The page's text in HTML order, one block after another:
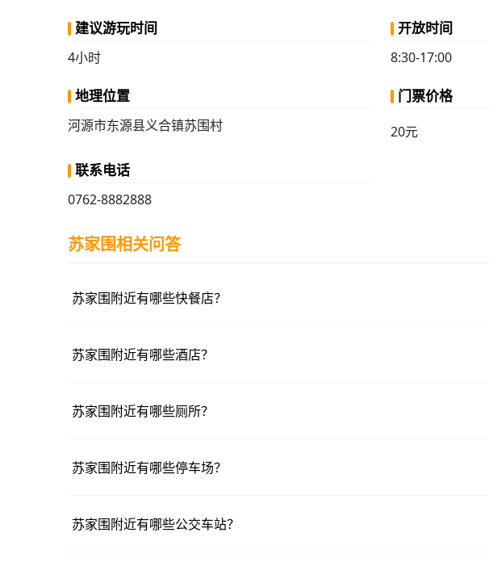
建议游玩时间
4小时
开放时间
8:30-17:00
地理位置
河源市东源县义合镇苏围村
门票价格
20元
联系电话
0762-8882888
苏家围相关问答
苏家围附近有哪些快餐店？
苏家围附近有哪些酒店？
苏家围附近有哪些厕所？
苏家围附近有哪些停车场？
苏家围附近有哪些公交车站？